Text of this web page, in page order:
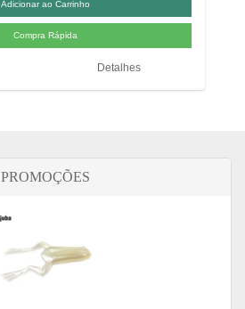
Detalhes
PROMOÇÕES